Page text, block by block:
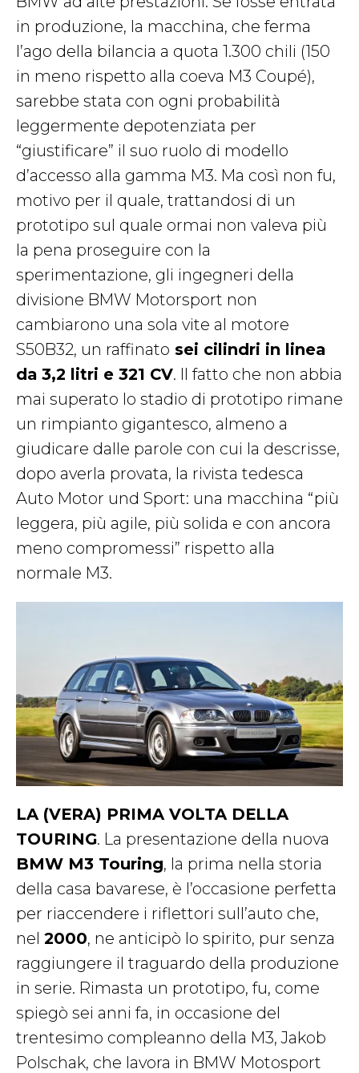
in produzione, la macchina, che ferma
l’ago della bilancia a quota 1.300 chili (150
in meno rispetto alla coeva M3 Coupé),
sarebbe stata con ogni probabilità
leggermente depotenziata per
“giustificare” il suo ruolo di modello
d’accesso alla gamma M3. Ma così non fu,
motivo per il quale, trattandosi di un
prototipo sul quale ormai non valeva più
la pena proseguire con la
sperimentazione, gli ingegneri della
divisione BMW Motorsport non
cambiarono una sola vite al motore
S50B32, un raffinato sei cilindri in linea
da 3,2 litri e 321 CV. Il fatto che non abbia
mai superato lo stadio di prototipo rimane
un rimpianto gigantesco, almeno a
giudicare dalle parole con cui la descrisse,
dopo averla provata, la rivista tedesca
Auto Motor und Sport: una macchina “più
leggera, più agile, più solida e con ancora
meno compromessi” rispetto alla
normale M3.
LA (VERA) PRIMA VOLTA DELLA
TOURING. La presentazione della nuova
BMW M3 Touring, la prima nella storia
della casa bavarese, è l’occasione perfetta
per riaccendere i riflettori sull’auto che,
nel 2000, ne anticipò lo spirito, pur senza
raggiungere il traguardo della produzione
in serie. Rimasta un prototipo, fu, come
spiegò sei anni fa, in occasione del
trentesimo compleanno della M3, Jakob
Polschak, che lavora in BMW Motosport